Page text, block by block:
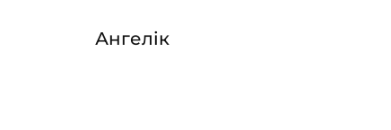
Ангелік